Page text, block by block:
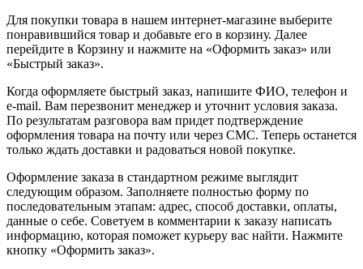
Для покупки товара в нашем интернет-магазине выберите
понравившийся товар и добавьте его в корзину. Далее
перейдите в Корзину и нажмите на «Оформить заказ» или
«Быстрый заказ».
Когда оформляете быстрый заказ, напишите ФИО, телефон и
e-mail. Вам перезвонит менеджер и уточнит условия заказа.
По результатам разговора вам придет подтверждение
оформления товара на почту или через СМС. Теперь останется
только ждать доставки и радоваться новой покупке.
Оформление заказа в стандартном режиме выглядит
следующим образом. Заполняете полностью форму по
последовательным этапам: адрес, способ доставки, оплаты,
данные о себе. Советуем в комментарии к заказу написать
информацию, которая поможет курьеру вас найти. Нажмите
кнопку «Оформить заказ».